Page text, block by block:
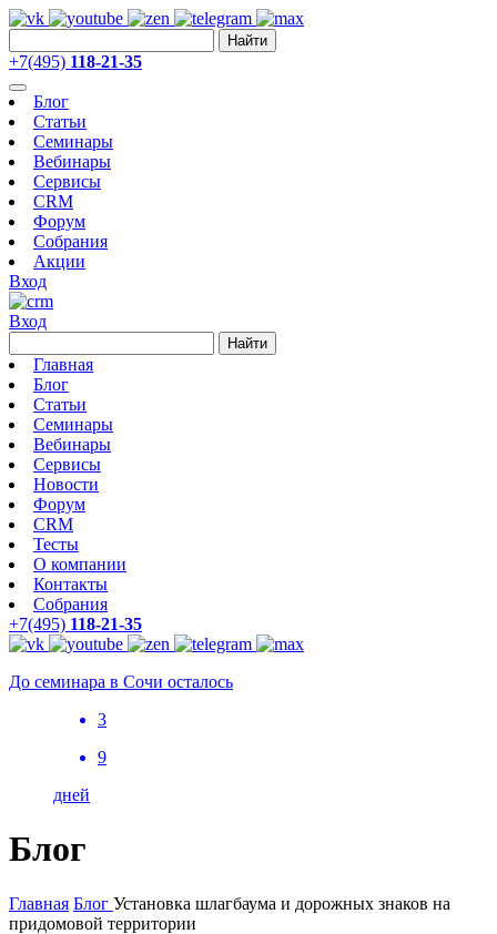
Найти
+7(495) 118-21-35
Блог
Статьи
Семинары
Вебинары
Сервисы
CRM
Форум
Собрания
Акции
Вход
Вход
Найти
Главная
Блог
Статьи
Семинары
Вебинары
Сервисы
Новости
Форум
CRM
Тесты
О компании
Контакты
Собрания
+7(495) 118-21-35
До семинара в Сочи осталось
3
9
дней
Блог
Главная Блог Установка шлагбаума и дорожных знаков на
придомовой территории